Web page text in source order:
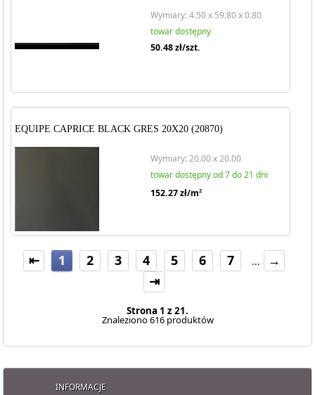
Wymiary: 4.50 x 59.80 x 0.80
towar dostępny
50.48zł/szt.
EQUIPE CAPRICE BLACK GRES 20X20 (20870)
Wymiary: 20.00 x 20.00
towar dostępny od 7 do 21 dni
152.27zł/m2
⇤ 1 2 3 4 5 6 7 ...
→
⇥
Strona 1 z 21.
Znaleziono 616 produktów
INFORMACJE